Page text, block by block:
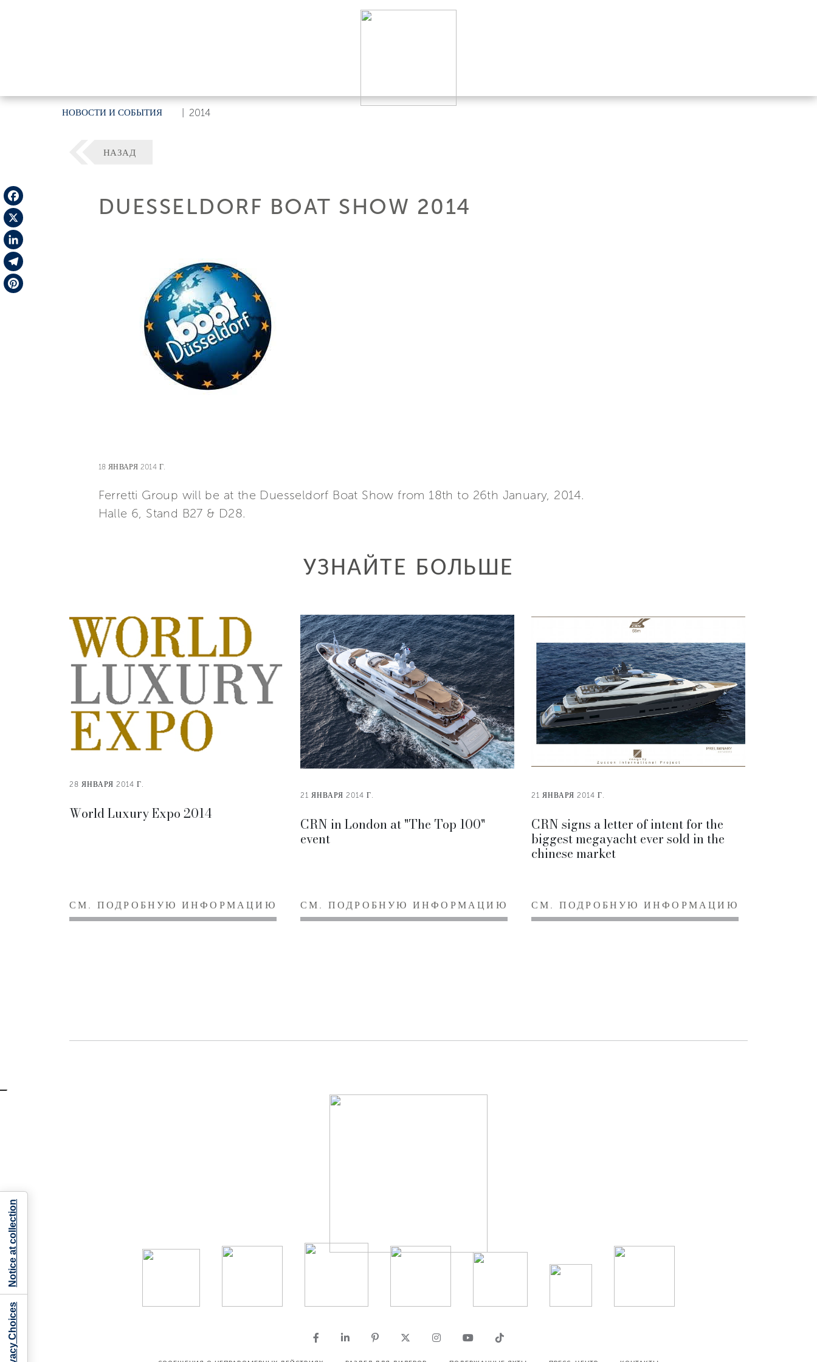
НОВОСТИ И СОБЫТИЯ 2014
Facebook
X
LinkedIn
Telegram
НАЗАД
DUESSELDORF BOAT SHOW 2014
18 ЯНВАРЯ 2014 Г.
Ferretti Group will be at the Duesseldorf Boat Show from 18th to 26th January, 2014.
Halle 6, Stand B27 & D28.
УЗНАЙТЕ БОЛЬШЕ
28 ЯНВАРЯ 2014 Г.
World Luxury Expo 2014
СМ. ПОДРОБНУЮ ИНФОРМАЦИЮ
21 ЯНВАРЯ 2014 Г.
CRN in London at "The Top 100"
event
СМ. ПОДРОБНУЮ ИНФОРМАЦИЮ
21 ЯНВАРЯ 2014 Г.
CRN signs a letter of intent for the
biggest megayacht ever sold in the
chinese market
СМ. ПОДРОБНУЮ ИНФОРМАЦИЮ
Notice at collection